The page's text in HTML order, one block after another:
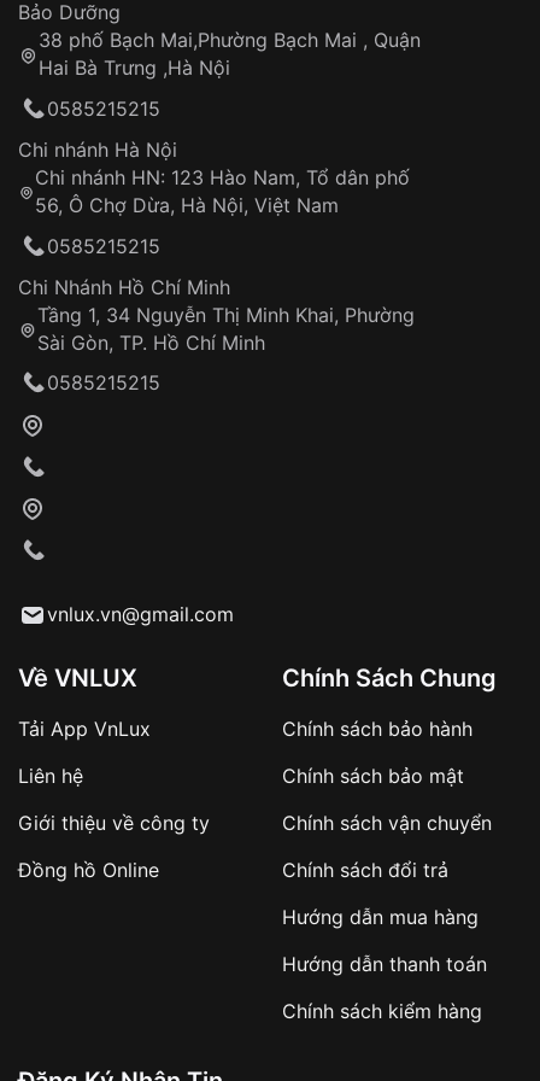
Thời gian tính từ khi xác nhận đơn hàng thành
công
Hotline: 0585 215 215
Từ khóa SEO:
Khách hàng kiểm tra và thanh toán trực tiếp
Từ khóa SEO:
sản phẩm đặc biệt
hàng
Số tiền còn lại thanh toán khi nhận hàng hoặc
✔️ Đảm bảo xử lý đơn hàng nhanh chóng
✔️ Hạn chế tình trạng hủy đơn không mong
Sản phẩm đã bị:
Tự ý sửa chữa
thống VNLUX
Đảm bảo quyền lợi khách hàng
Đồng hành cùng khách hàng trong suốt quá
trình sử dụng
Bảo Dưỡng
38 phố Bạch Mai,Phường Bạch Mai , Quận
Hai Bà Trưng ,Hà Nội
0585215215
Chi nhánh Hà Nội
Chi nhánh HN: 123 Hào Nam, Tổ dân phố
56, Ô Chợ Dừa, Hà Nội, Việt Nam
0585215215
Chi Nhánh Hồ Chí Minh
Tầng 1, 34 Nguyễn Thị Minh Khai, Phường
Sài Gòn, TP. Hồ Chí Minh
0585215215
vnlux.vn@gmail.com
Về VNLUX
Tải App VnLux
Liên hệ
Giới thiệu về công ty
Đồng hồ Online
Chính Sách Chung
Chính sách bảo hành
Chính sách bảo mật
Chính sách vận chuyển
Chính sách đổi trả
Hướng dẫn mua hàng
Hướng dẫn thanh toán
Chính sách kiểm hàng